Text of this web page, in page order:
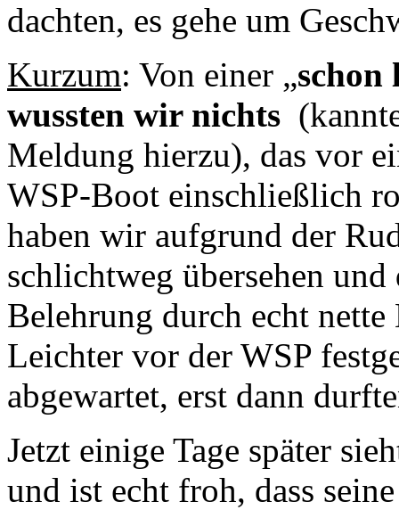
dachten, es gehe um
Kurzum: Von einer „schon
wussten wir nichts
Meldung hierzu), das vor
WSP-Boot einschließlich
haben wir aufgrund der
schlichtweg übersehen
Belehrung durch echt nette
Leichter vor der WSP
abgewartet, erst dann
Jetzt einige Tage später
und ist echt froh, dass